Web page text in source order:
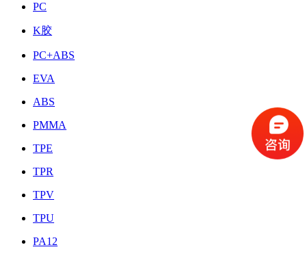
PC
K胶
PC+ABS
EVA
ABS
PMMA
TPE
TPR
TPV
TPU
PA12